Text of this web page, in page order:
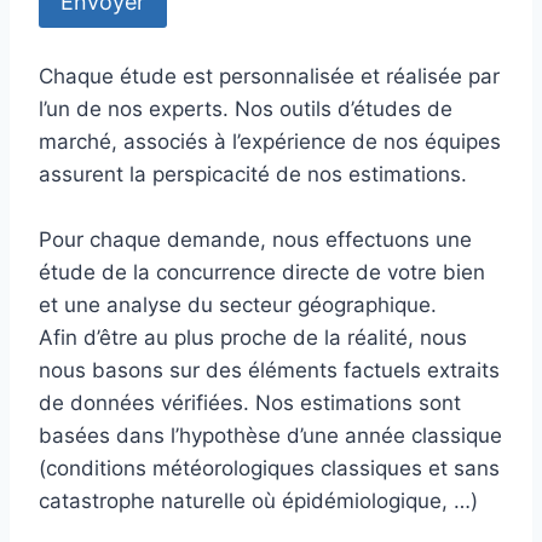
a
e
r
i
e
é
t
é
m
u
Chaque étude est personnalisée et réalisée par
l’un de nos experts. Nos outils d’études de
marché, associés à l’expérience de nos équipes
assurent la perspicacité de nos estimations.
Pour chaque demande, nous effectuons une
étude de la concurrence directe de votre bien
et une analyse du secteur géographique.
Afin d’être au plus proche de la réalité, nous
nous basons sur des éléments factuels extraits
de données vérifiées. Nos estimations sont
basées dans l’hypothèse d’une année classique
(conditions météorologiques classiques et sans
catastrophe naturelle où épidémiologique, …)